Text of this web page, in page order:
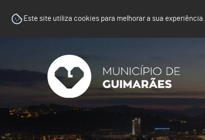
Este site utiliza cookies para melhorar a sua experiência.